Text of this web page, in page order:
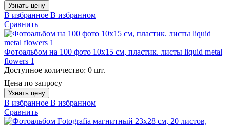
Узнать цену
В избранное В избранном
Сравнить
Фотоальбом на 100 фото 10х15 см, пластик. листы liquid metal
flowers 1
Доступное количество: 0 шт.
Цена по запросу
Узнать цену
В избранное В избранном
Сравнить